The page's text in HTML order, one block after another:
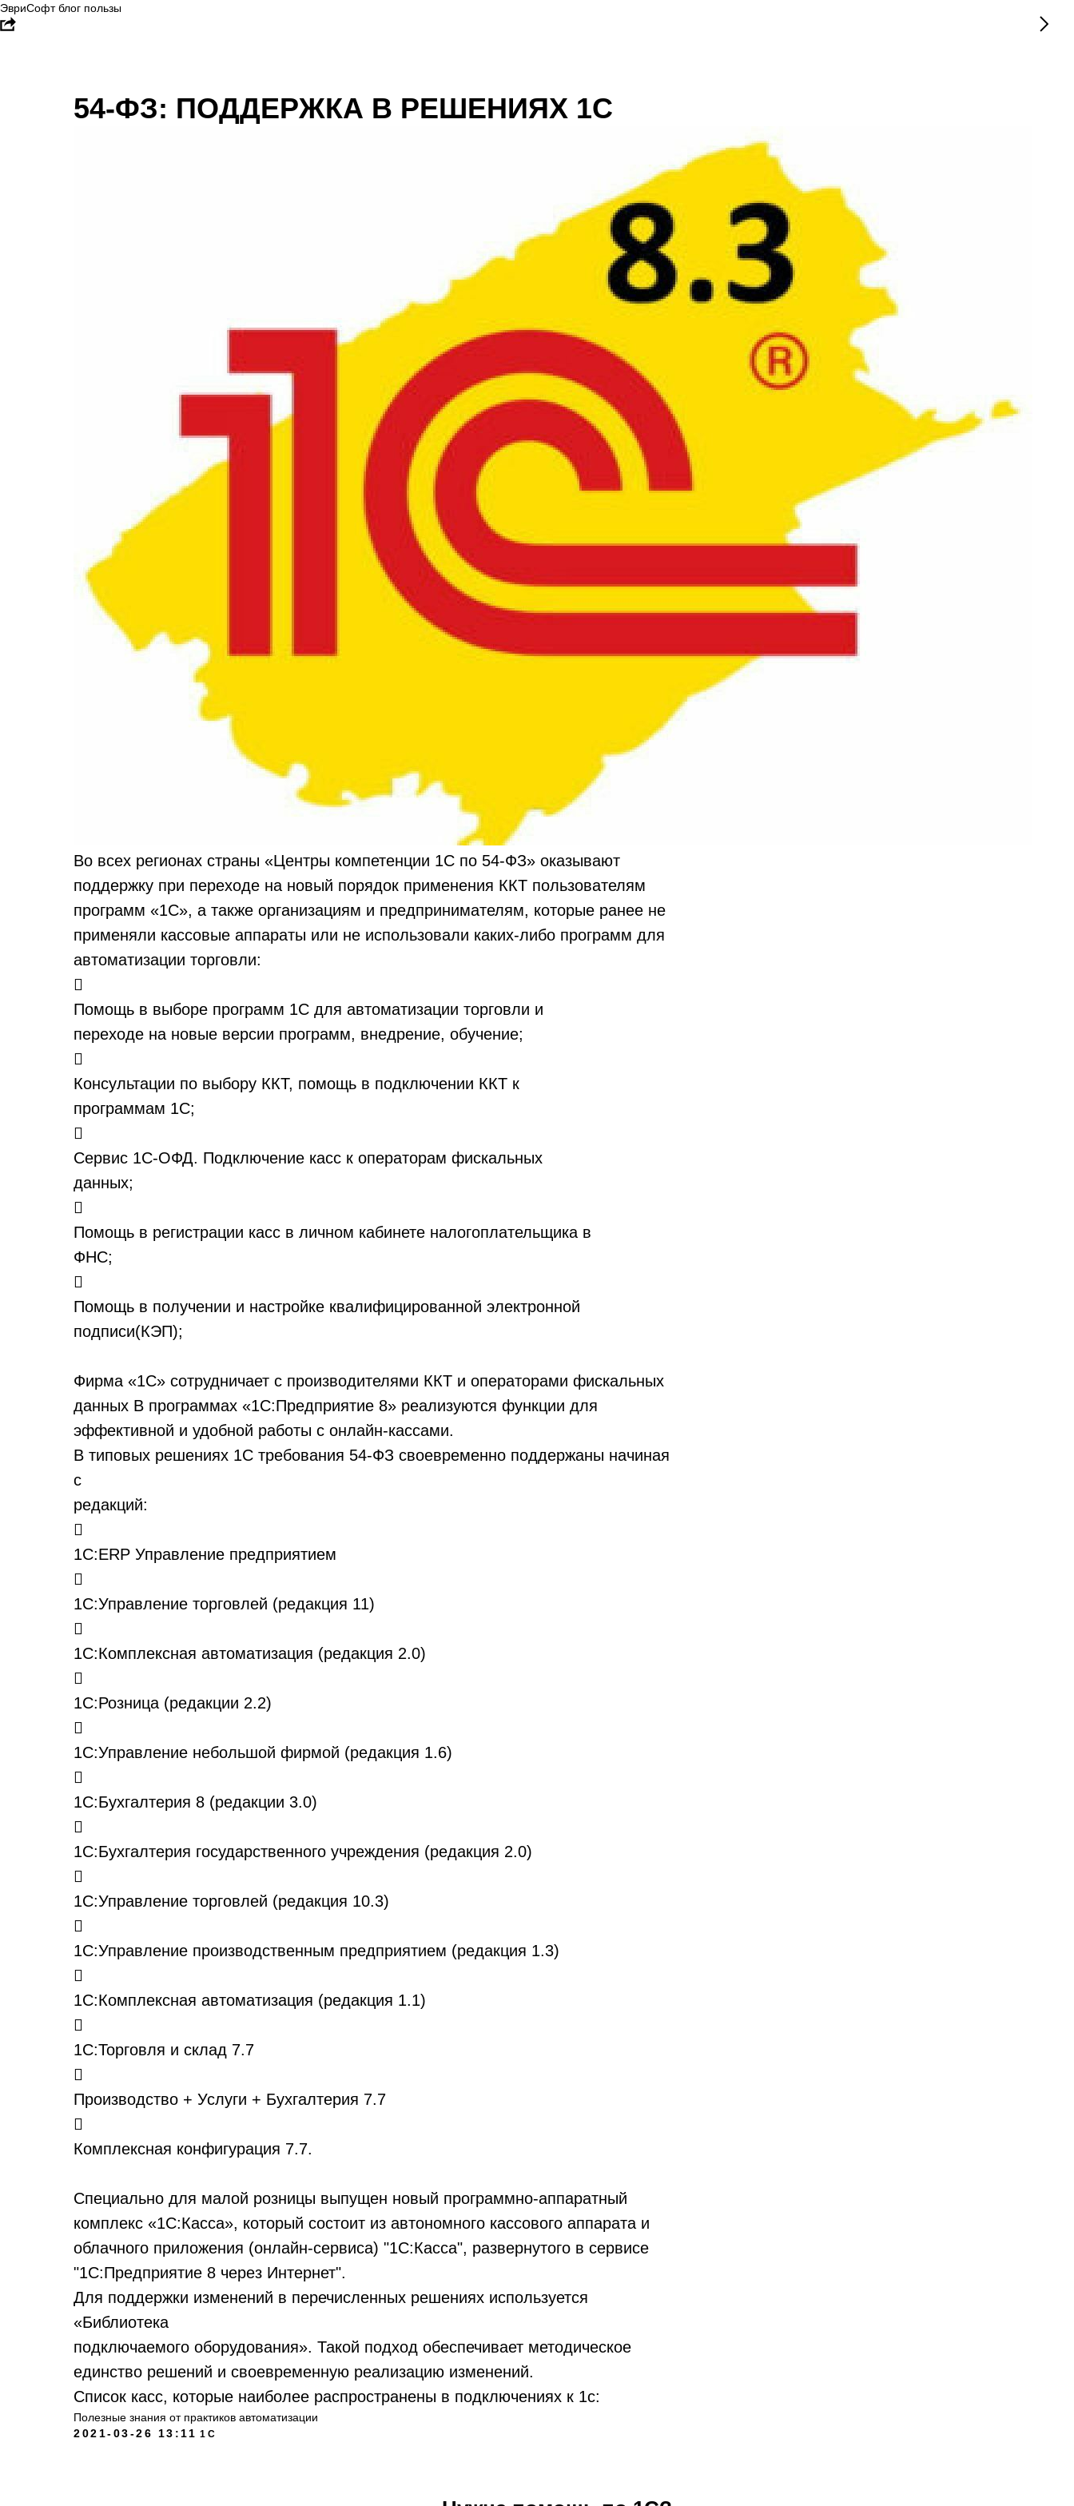
ЭвриСофт блог пользы
54-ФЗ: ПОДДЕРЖКА В РЕШЕНИЯХ 1С
Во всех регионах страны «Центры компетенции 1С по 54-ФЗ» оказывают
поддержку при переходе на новый порядок применения ККТ пользователям
программ «1С», а также организациям и предпринимателям, которые ранее не
применяли кассовые аппараты или не использовали каких-либо программ для
автоматизации торговли:

Помощь в выборе программ 1С для автоматизации торговли и
переходе на новые версии программ, внедрение, обучение;

Консультации по выбору ККТ, помощь в подключении ККТ к
программам 1С;

Сервис 1С-ОФД. Подключение касс к операторам фискальных
данных;

Помощь в регистрации касс в личном кабинете налогоплательщика в
ФНС;

Помощь в получении и настройке квалифицированной электронной
подписи(КЭП);
Фирма «1С» сотрудничает с производителями ККТ и операторами фискальных
данных В программах «1С:Предприятие 8» реализуются функции для
эффективной и удобной работы с онлайн-кассами.
В типовых решениях 1С требования 54-ФЗ своевременно поддержаны начиная
с
редакций:

1С:ERP Управление предприятием

1С:Управление торговлей (редакция 11)

1С:Комплексная автоматизация (редакция 2.0)

1С:Розница (редакции 2.2)

1С:Управление небольшой фирмой (редакция 1.6)

1С:Бухгалтерия 8 (редакции 3.0)

1С:Бухгалтерия государственного учреждения (редакция 2.0)

1С:Управление торговлей (редакция 10.3)

1С:Управление производственным предприятием (редакция 1.3)

1С:Комплексная автоматизация (редакция 1.1)

1С:Торговля и склад 7.7

Производство + Услуги + Бухгалтерия 7.7

Комплексная конфигурация 7.7.
Специально для малой розницы выпущен новый программно-аппаратный
комплекс «1С:Касса», который состоит из автономного кассового аппарата и
облачного приложения (онлайн-сервиса) "1С:Касса", развернутого в сервисе
"1С:Предприятие 8 через Интернет".
Для поддержки изменений в перечисленных решениях используется
«Библиотека
подключаемого оборудования». Такой подход обеспечивает методическое
единство решений и своевременную реализацию изменений.
Список касс, которые наиболее распространены в подключениях к 1с:
Полезные знания от практиков автоматизации
2021-03-26 13:11 1С